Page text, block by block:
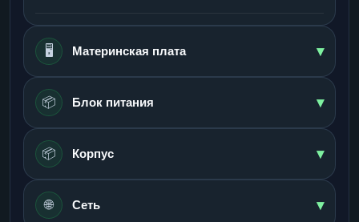
🖥️ Материнская плата ▾
📦 Блок питания ▾
📦 Корпус ▾
🌐 Сеть ▾